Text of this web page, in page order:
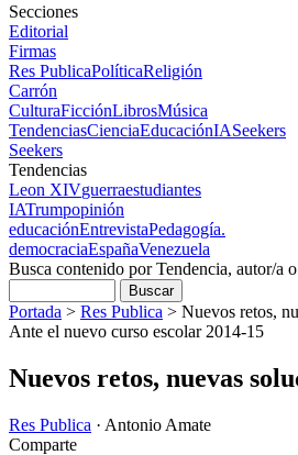
Secciones
Editorial
Firmas
Res PublicaPolíticaReligión
Carrón
CulturaFicciónLibrosMúsica
TendenciasCienciaEducaciónIASeekers
Seekers
Tendencias
Leon XIVguerraestudiantes
IATrumpopinión
educaciónEntrevistaPedagogía.
democraciaEspañaVenezuela
Busca contenido por Tendencia, autor/a
Portada > Res Publica > Nuevos retos,
Ante el nuevo curso escolar 2014-15
Nuevos retos, nuevas
Res Publica · Antonio Amate
Comparte